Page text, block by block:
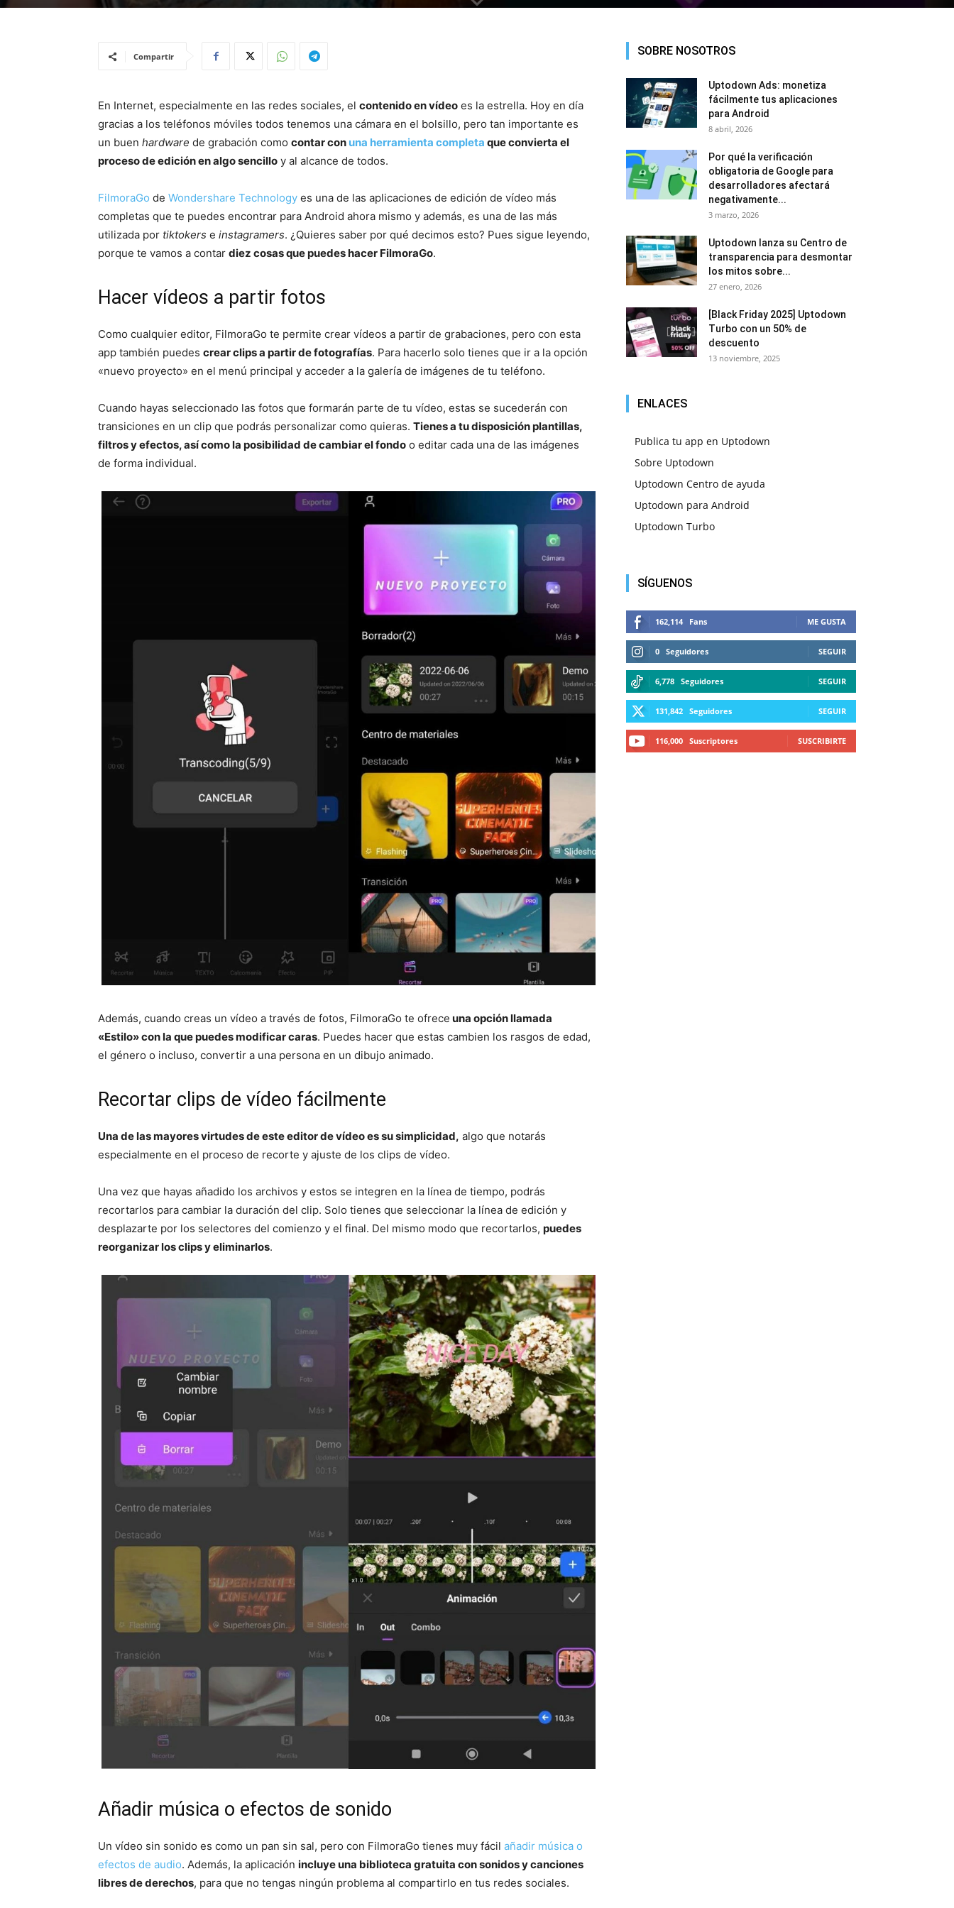
Compartir
En Internet, especialmente en las redes sociales, el contenido en vídeo es la estrella. Hoy en día
gracias a los teléfonos móviles todos tenemos una cámara en el bolsillo, pero tan importante es
un buen hardware de grabación como contar con una herramienta completa que convierta el
proceso de edición en algo sencillo y al alcance de todos.
FilmoraGo de Wondershare Technology es una de las aplicaciones de edición de vídeo más
completas que te puedes encontrar para Android ahora mismo y además, es una de las más
utilizada por tiktokers e instagramers. ¿Quieres saber por qué decimos esto? Pues sigue leyendo,
porque te vamos a contar diez cosas que puedes hacer FilmoraGo.
Hacer vídeos a partir fotos
Como cualquier editor, FilmoraGo te permite crear vídeos a partir de grabaciones, pero con esta
app también puedes crear clips a partir de fotografías. Para hacerlo solo tienes que ir a la opción
«nuevo proyecto» en el menú principal y acceder a la galería de imágenes de tu teléfono.
Cuando hayas seleccionado las fotos que formarán parte de tu vídeo, estas se sucederán con
transiciones en un clip que podrás personalizar como quieras. Tienes a tu disposición plantillas,
filtros y efectos, así como la posibilidad de cambiar el fondo o editar cada una de las imágenes
de forma individual.
Además, cuando creas un vídeo a través de fotos, FilmoraGo te ofrece una opción llamada
«Estilo» con la que puedes modificar caras. Puedes hacer que estas cambien los rasgos de edad,
el género o incluso, convertir a una persona en un dibujo animado.
Recortar clips de vídeo fácilmente
Una de las mayores virtudes de este editor de vídeo es su simplicidad, algo que notarás
especialmente en el proceso de recorte y ajuste de los clips de vídeo.
Una vez que hayas añadido los archivos y estos se integren en la línea de tiempo, podrás
recortarlos para cambiar la duración del clip. Solo tienes que seleccionar la línea de edición y
desplazarte por los selectores del comienzo y el final. Del mismo modo que recortarlos, puedes
reorganizar los clips y eliminarlos.
Añadir música o efectos de sonido
Un vídeo sin sonido es como un pan sin sal, pero con FilmoraGo tienes muy fácil añadir música o
efectos de audio. Además, la aplicación incluye una biblioteca gratuita con sonidos y canciones
libres de derechos, para que no tengas ningún problema al compartirlo en tus redes sociales.
SOBRE NOSOTROS
Uptodown Ads: monetiza
fácilmente tus aplicaciones
para Android
8 abril, 2026
Por qué la verificación
obligatoria de Google para
desarrolladores afectará
negativamente...
3 marzo, 2026
Uptodown lanza su Centro de
transparencia para desmontar
los mitos sobre...
27 enero, 2026
[Black Friday 2025] Uptodown
Turbo con un 50% de
descuento
13 noviembre, 2025
ENLACES
Publica tu app en Uptodown
Sobre Uptodown
Uptodown Centro de ayuda
Uptodown para Android
Uptodown Turbo
SÍGUENOS
162,114 Fans ME GUSTA
0 Seguidores SEGUIR
6,778 Seguidores SEGUIR
131,842 Seguidores SEGUIR
116,000 Suscriptores SUSCRIBIRTE